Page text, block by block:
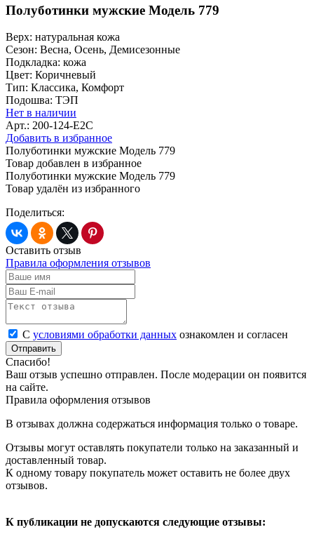
Полуботинки мужские Модель 779
Верх: натуральная кожа
Сезон: Весна, Осень, Демисезонные
Подкладка: кожа
Цвет: Коричневый
Тип: Классика, Комфорт
Подошва: ТЭП
Нет в наличии
Арт.: 200-124-E2C
Добавить в избранное
Полуботинки мужские Модель 779
Товар добавлен в избранное
Полуботинки мужские Модель 779
Товар удалён из избранного
Поделиться:
Оставить отзыв
Правила оформления отзывов
С условиями обработки данных ознакомлен и согласен
Отправить
Спасибо!
Ваш отзыв успешно отправлен. После модерации он появится
на сайте.
Правила оформления отзывов
В отзывах должна содержаться информация только о товаре.
Отзывы могут оставлять покупатели только на заказанный и
доставленный товар.
К одному товару покупатель может оставить не более двух
отзывов.
К публикации не допускаются следующие отзывы: